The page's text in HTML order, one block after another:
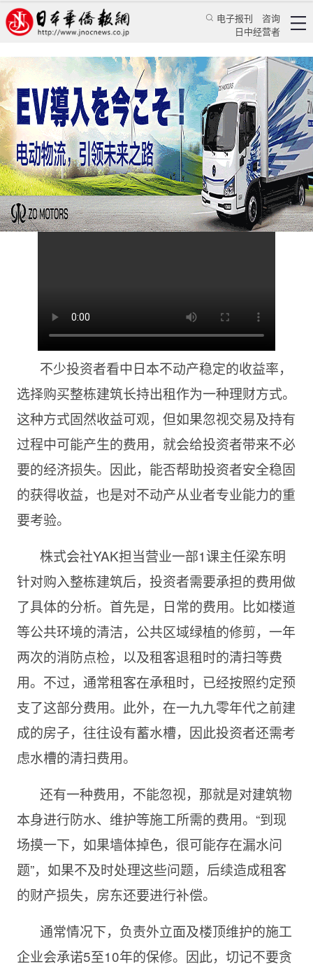
电子报刊
咨询
日中经营者
打包购入整栋建筑时，决不能忽视的隐性支出
视频 地产视频
日本华侨报 2025/5/14 11:25:22
不少投资者看中日本不动产稳定的收益率，
选择购买整栋建筑长持出租作为一种理财方式。
这种方式固然收益可观，但如果忽视交易及持有
过程中可能产生的费用，就会给投资者带来不必
要的经济损失。因此，能否帮助投资者安全稳固
的获得收益，也是对不动产从业者专业能力的重
要考验。
株式会社YAK担当营业一部1课主任梁东明
针对购入整栋建筑后，投资者需要承担的费用做
了具体的分析。首先是，日常的费用。比如楼道
等公共环境的清洁，公共区域绿植的修剪，一年
两次的消防点检，以及租客退租时的清扫等费
用。不过，通常租客在承租时，已经按照约定预
支了这部分费用。此外，在一九九零年代之前建
成的房子，往往设有蓄水槽，因此投资者还需考
虑水槽的清扫费用。
还有一种费用，不能忽视，那就是对建筑物
本身进行防水、维护等施工所需的费用。“到现
场摸一下，如果墙体掉色，很可能存在漏水问
题”，如果不及时处理这些问题，后续造成租客
的财产损失，房东还要进行补偿。
通常情况下，负责外立面及楼顶维护的施工
企业会承诺5至10年的保修。因此，切记不要贪